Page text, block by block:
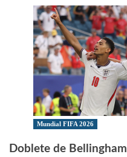
Mundial FIFA 2026
Doblete de